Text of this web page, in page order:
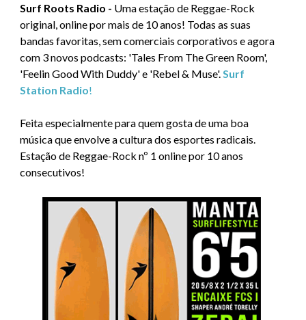
Surf Roots Radio - Uma estação de Reggae-Rock
original, online por mais de 10 anos! Todas as suas
bandas favoritas, sem comerciais corporativos e agora
com 3 novos podcasts: 'Tales From The Green Room',
'Feelin Good With Duddy' e 'Rebel & Muse'. Surf
Station Radio!
Feita especialmente para quem gosta de uma boa
música que envolve a cultura dos esportes radicais.
Estação de Reggae-Rock nº 1 online por 10 anos
consecutivos!